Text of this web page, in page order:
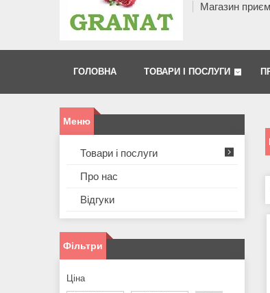
Магазин
ГОЛОВНА ТОВАРИ І ПОСЛУГИ
Товари і послуги
Про нас
Відгуки
Фільтри
Ціна